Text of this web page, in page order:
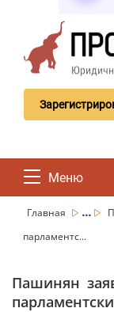
Меню
Главная ...
парламентс...
Пашинян